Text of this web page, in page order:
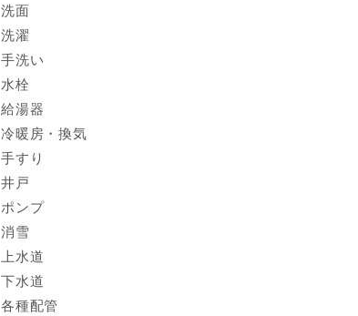
洗面
洗濯
手洗い
水栓
給湯器
冷暖房・換気
手すり
井戸
ポンプ
消雪
上水道
下水道
各種配管